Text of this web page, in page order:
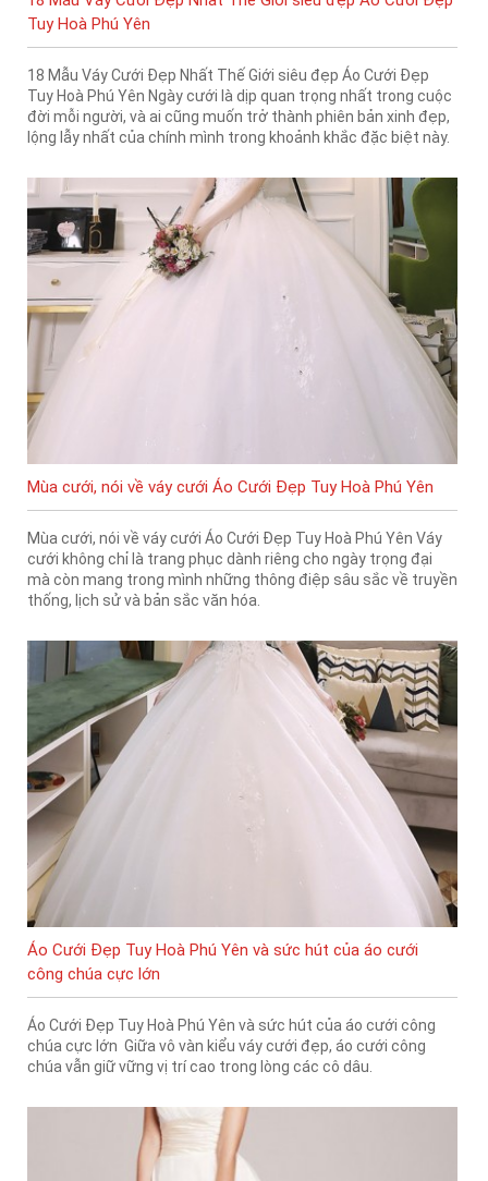
Tuy Hoà Phú Yên
18 Mẫu Váy Cưới Đẹp Nhất Thế Giới siêu đẹp Áo Cưới Đẹp
Tuy Hoà Phú Yên Ngày cưới là dịp quan trọng nhất trong cuộc
đời mỗi người, và ai cũng muốn trở thành phiên bản xinh đẹp,
lộng lẫy nhất của chính mình trong khoảnh khắc đặc biệt này.
Mùa cưới, nói về váy cưới Áo Cưới Đẹp Tuy Hoà Phú Yên
Mùa cưới, nói về váy cưới Áo Cưới Đẹp Tuy Hoà Phú Yên Váy
cưới không chỉ là trang phục dành riêng cho ngày trọng đại
mà còn mang trong mình những thông điệp sâu sắc về truyền
thống, lịch sử và bản sắc văn hóa.
Áo Cưới Đẹp Tuy Hoà Phú Yên và sức hút của áo cưới
công chúa cực lớn
Áo Cưới Đẹp Tuy Hoà Phú Yên và sức hút của áo cưới công
chúa cực lớn Giữa vô vàn kiểu váy cưới đẹp, áo cưới công
chúa vẫn giữ vững vị trí cao trong lòng các cô dâu.